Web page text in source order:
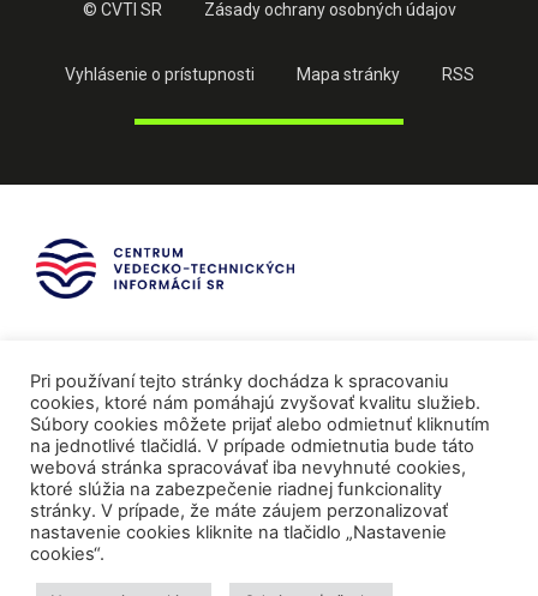
© CVTI SR Zásady ochrany osobných údajov
Vyhlásenie o prístupnosti Mapa stránky RSS
Mediálni partneri
Pri používaní tejto stránky dochádza k spracovaniu
cookies, ktoré nám pomáhajú zvyšovať kvalitu služieb.
Súbory cookies môžete prijať alebo odmietnuť kliknutím
na jednotlivé tlačidlá. V prípade odmietnutia bude táto
webová stránka spracovávať iba nevyhnuté cookies,
ktoré slúžia na zabezpečenie riadnej funkcionality
stránky. V prípade, že máte záujem perzonalizovať
nastavenie cookies kliknite na tlačidlo „Nastavenie
cookies“.